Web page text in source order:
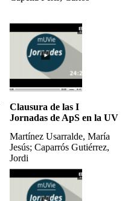
Clausura de las I
Jornadas de ApS en la UV
Martínez Usarralde, María
Jesús; Caparrós Gutiérrez,
Jordi